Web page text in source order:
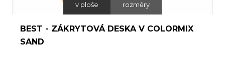
v ploše rozměry
BEST - ZÁKRYTOVÁ DESKA V COLORMIX
SAND